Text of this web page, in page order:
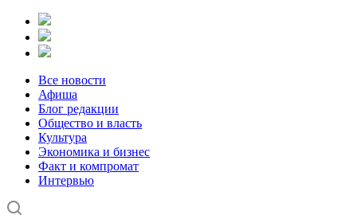
Все новости
Афиша
Блог редакции
Общество и власть
Культура
Экономика и бизнес
Факт и компромат
Интервью